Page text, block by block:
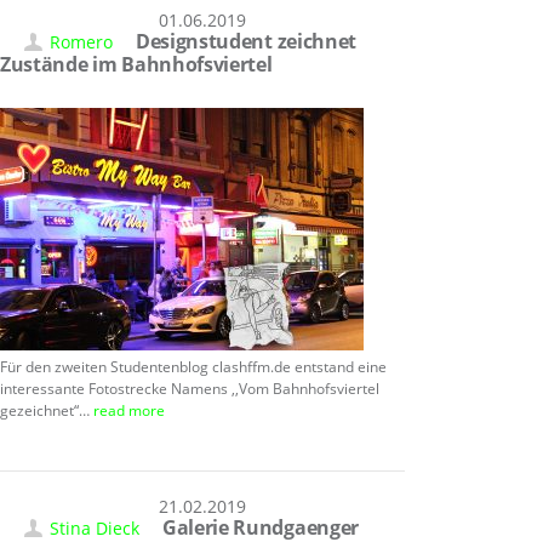
01.06.2019
Romero
Designstudent zeichnet
Zustände im Bahnhofsviertel
Für den zweiten Studentenblog clashffm.de entstand eine
interessante Fotostrecke Namens ,,Vom Bahnhofsviertel
gezeichnet“… read more
21.02.2019
Stina Dieck
Galerie Rundgaenger